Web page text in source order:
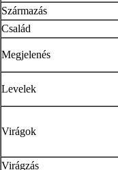
Származás
Család
Megjelenés
Levelek
Virágok
Virágzás